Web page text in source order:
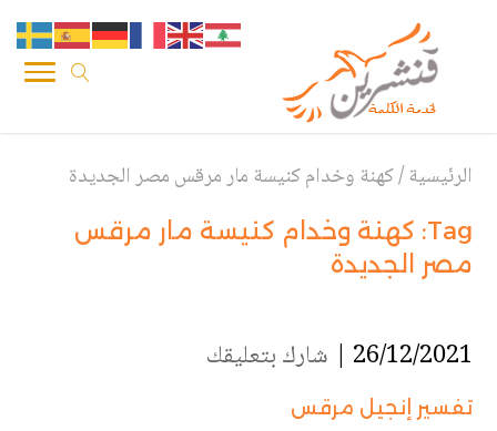
الرئيسية/كهنة وخدام كنيسة مار مرقس مصر الجديدة
Tag: كهنة وخدام كنيسة مار مرقس
مصر الجديدة
26/12/2021 | شارك بتعليقك
تفسير إنجيل مرقس